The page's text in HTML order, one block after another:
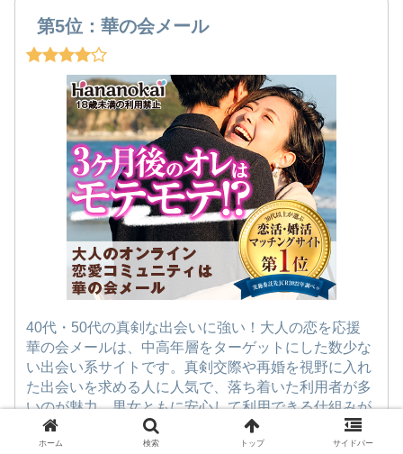
第5位：華の会メール
40代・50代の真剣な出会いに強い！大人の恋を応援
華の会メールは、中高年層をターゲットにした数少な
い出会い系サイトです。真剣交際や再婚を視野に入れ
た出会いを求める人に人気で、落ち着いた利用者が多
いのが魅力。男女ともに安心して利用できる仕組みが
整っており、年齢を重ねたからこそできる出会いがこ
こにはあります。
ホーム 検索 トップ サイドバー